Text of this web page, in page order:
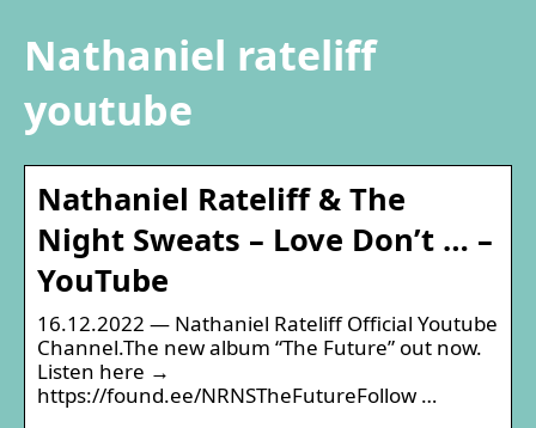
Nathaniel rateliff
youtube
Nathaniel Rateliff & The
Night Sweats – Love Don’t … –
YouTube
16.12.2022 — Nathaniel Rateliff Official Youtube
Channel.The new album “The Future” out now.
Listen here →
https://found.ee/NRNSTheFutureFollow …